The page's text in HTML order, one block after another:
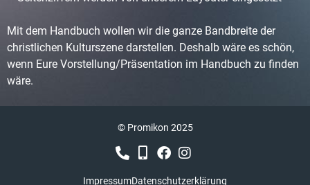
Mit dem Handbuch wollen wir die ganze Bandbreite der
christlichen Kulturszene darstellen. Deshalb wäre es schön,
wenn Eure Vorstellung/Präsentation im Handbuch zu finden
wäre.
© Promikon 2025
ImpressumDatenschutzerklärung